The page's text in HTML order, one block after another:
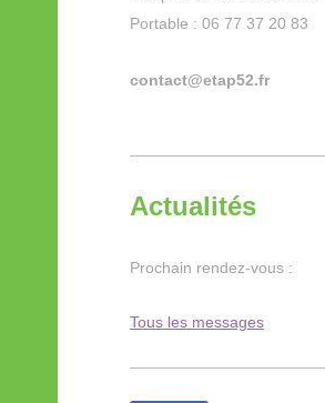
Portable : 06 77 37 20 83
contact@etap52.fr
Actualités
Prochain rendez-vous :
Tous les messages